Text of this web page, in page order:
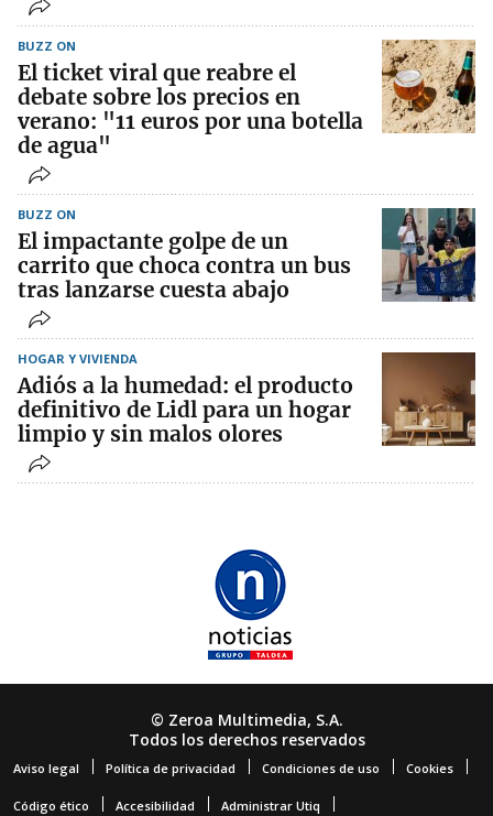
BUZZ ON
El ticket viral que reabre el
debate sobre los precios en
verano: "11 euros por una botella
de agua"
BUZZ ON
El impactante golpe de un
carrito que choca contra un bus
tras lanzarse cuesta abajo
HOGAR Y VIVIENDA
Adiós a la humedad: el producto
definitivo de Lidl para un hogar
limpio y sin malos olores
© Zeroa Multimedia, S.A.
Todos los derechos reservados
Aviso legal Política de privacidad Condiciones de uso Cookies
Código ético Accesibilidad Administrar Utiq